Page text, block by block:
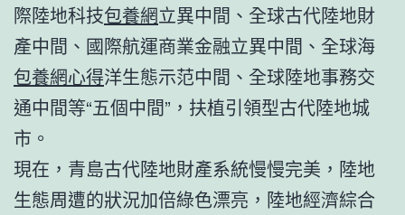
際陸地科技包養網立異中間、全球古代陸地財
產中間、國際航運商業金融立異中間、全球海
包養網心得洋生態示范中間、全球陸地事務交
通中間等“五個中間”，扶植引領型古代陸地城
市。
現在，青島古代陸地財產系統慢慢完美，陸地
生態周遭的狀況加倍綠色漂亮，陸地經濟綜合